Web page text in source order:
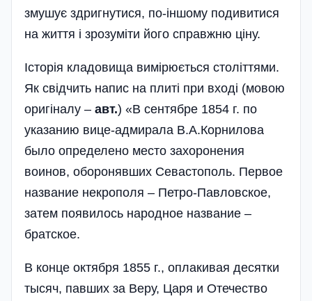
змушує здригнутися, по-іншому подивитися
на життя і зрозу­міти його справжню ціну.
Історія кладовища вимірюється століттями.
Як свідчить напис на плиті при вході (мовою
оригіналу – авт.) «В сентябре 1854 г. по
указанию вице-адмирала В.А.Корнилова
было определено место захоронения
воинов, оборонявших Севастополь. Первое
название некрополя – Петро-Павловское,
затем появилось народное название –
братское.
В конце октября 1855 г., оплакивая десятки
тысяч, павших за Веру, Царя и Отечество